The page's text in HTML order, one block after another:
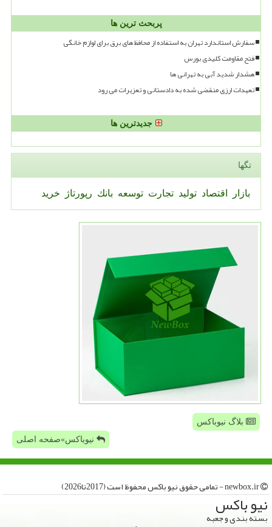
پربحث ترین ها
سفارش استاندارد تهران به استفاده از محافظ های برق برای لوازم خانگی
فتح مقاومت کلیدی بورس
هشدار شدید آبی به تهرانی ها
تعهدات ارزی منقضی شده به دادستانی و تعزیرات می رود
جدیدترین ها
تگها
بازار اقتصاد تولید تجارت توسعه بانك رپورتاژ خرید
بلاگ نیوباکس
نیوباکس»صفحه اصلی
نیو باكس
بسته بندی و جعبه